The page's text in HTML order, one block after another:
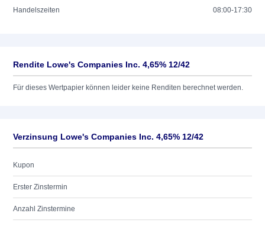
Handelszeiten 08:00-17:30
Rendite Lowe's Companies Inc. 4,65% 12/42
Für dieses Wertpapier können leider keine Renditen berechnet werden.
Verzinsung Lowe's Companies Inc. 4,65% 12/42
Kupon
Erster Zinstermin
Anzahl Zinstermine